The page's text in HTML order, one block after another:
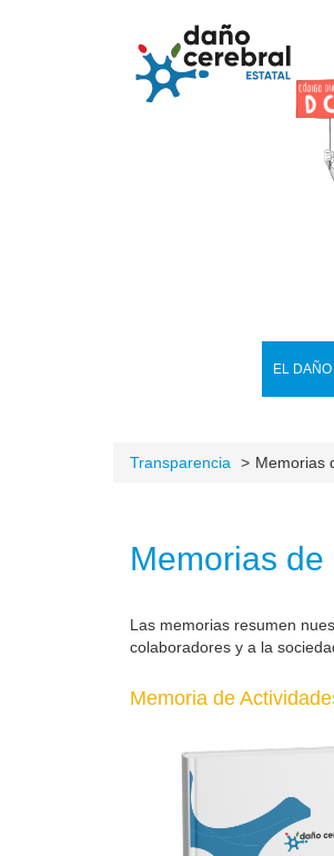
EL
Transparencia Memorias
Memorias
Las memorias resumen
colaboradores y a la
Memoria de